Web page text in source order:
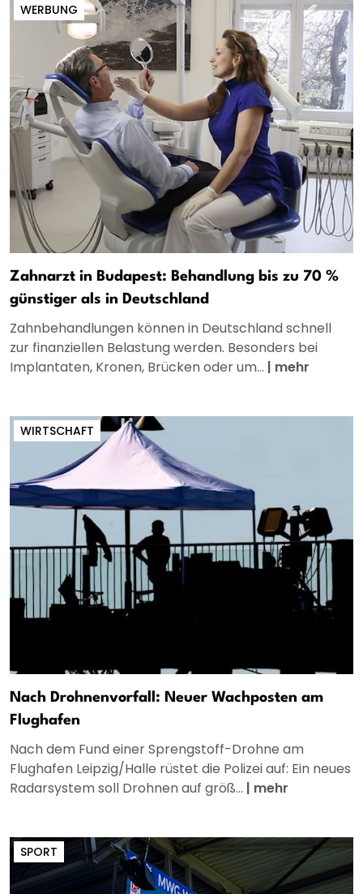
WERBUNG
Zahnarzt in Budapest: Behandlung bis zu 70 %
günstiger als in Deutschland
Zahnbehandlungen können in Deutschland schnell
zur finanziellen Belastung werden. Besonders bei
Implantaten, Kronen, Brücken oder um... | mehr
WIRTSCHAFT
Nach Drohnenvorfall: Neuer Wachposten am
Flughafen
Nach dem Fund einer Sprengstoff-Drohne am
Flughafen Leipzig/Halle rüstet die Polizei auf: Ein neues
Radarsystem soll Drohnen auf größ... | mehr
SPORT